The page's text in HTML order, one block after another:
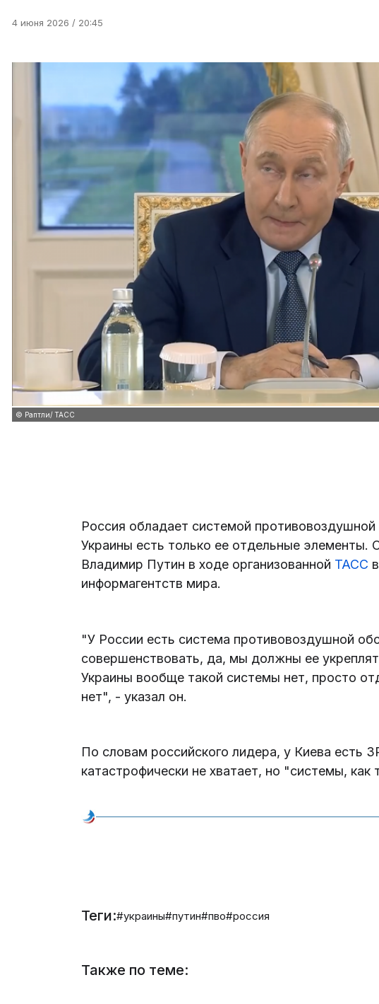
4 июня 2026 / 20:45
© Раптли/ ТАСС
Россия обладает системой
Украины есть только ее отдельные элементы.
Владимир Путин в ходе организованной ТАСС
информагентств мира.
"У России есть система противовоздушной
совершенствовать, да, мы должны ее
Украины вообще такой системы нет, просто
нет", - указал он.
По словам российского лидера, у Киева есть
катастрофически не хватает, но "системы, как
Теги:#украины#путин#пво#россия
Также по теме: